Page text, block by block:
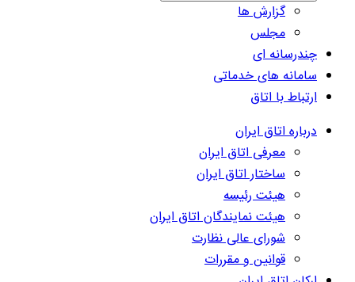
گزارش ها
مجلس
چندرسانه ای
سامانه های خدماتی
ارتباط با اتاق
درباره اتاق ایران
معرفی اتاق ایران
ساختار اتاق ایران
هیئت رئیسه
هیئت نمایندگان اتاق ایران
شورای عالی نظارت
قوانین و مقررات